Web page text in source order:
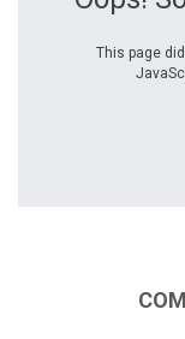
This page